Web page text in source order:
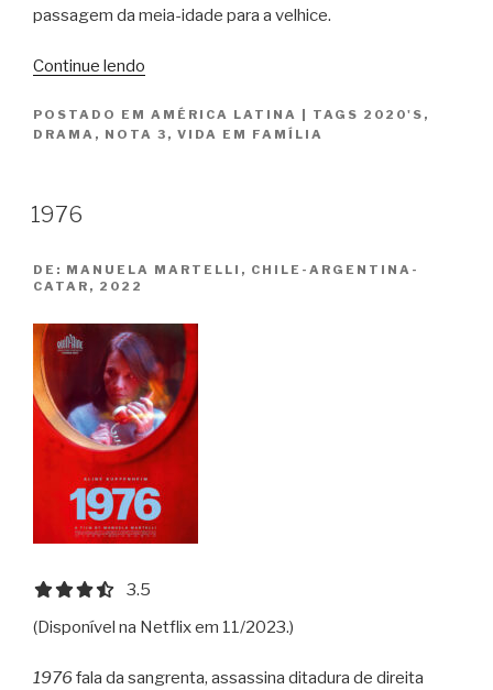
passagem da meia-idade para a velhice.
Continue lendo
POSTADO EM AMÉRICA LATINA | TAGS 2020'S ,
DRAMA , NOTA 3 , VIDA EM FAMÍLIA
1976
DE: MANUELA MARTELLI, CHILE-ARGENTINA-
CATAR, 2022
3.5 out of 5.0 stars
3.5
(Disponível na Netflix em 11/2023.)
1976 fala da sangrenta, assassina ditadura de direita